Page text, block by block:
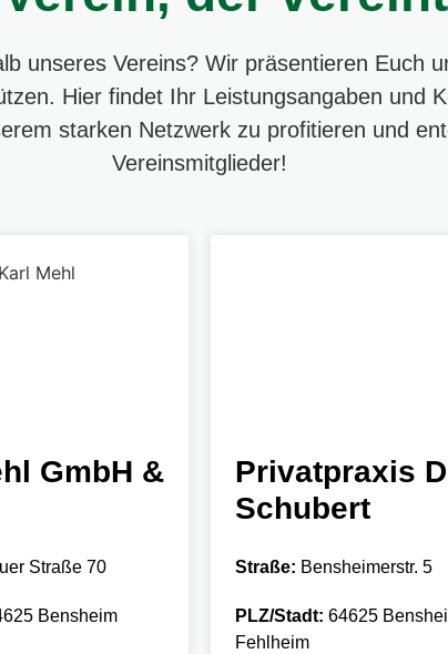
unseres Vereins? Wir präsentieren Euch
Hier findet Ihr Leistungsangaben und
starken Netzwerk zu profitieren und
Vereinsmitglieder!
GmbH &
Straße 70
Bensheim
Privatpraxis
Schubert
Straße: Bensheimerstr. 5
PLZ/Stadt: 64625
Fehlheim